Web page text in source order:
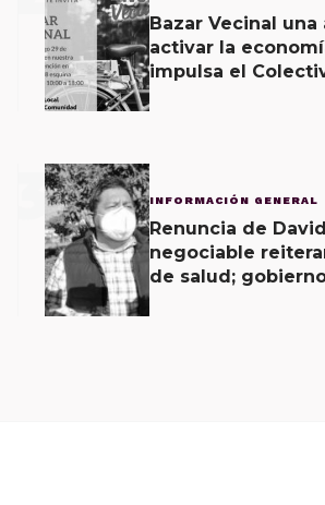
Bazar Vecinal una
activar la
impulsa el
3 INFORMACIÓN GENERAL
Renuncia de
negociable
de salud;